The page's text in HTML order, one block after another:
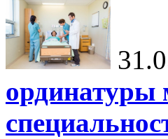
ординатуры